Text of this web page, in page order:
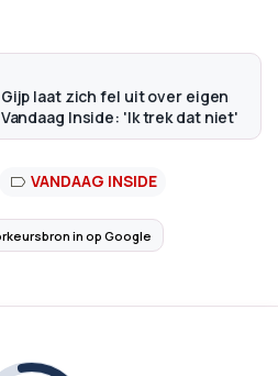
laat zich fel uit over eigen
Inside: 'Ik trek dat niet'
VANDAAG INSIDE
in op Google